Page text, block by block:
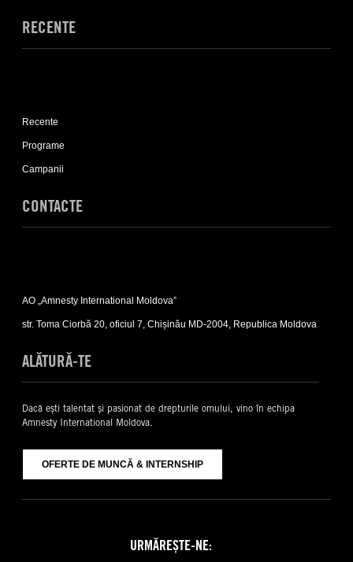
RECENTE
Recente
sub-
list
Recente
Programe
Campanii
CONTACTE
Contacte
sub-
list
AO „Amnesty International Moldova”
str. Toma Ciorbă 20, oficiul 7, Chișinău MD-2004, Republica Moldova
ALĂTURĂ-TE
Dacă ești talentat și pasionat de drepturile omului, vino în echipa
Amnesty International Moldova.
OFERTE DE MUNCĂ & INTERNSHIP
URMĂREȘTE-NE: